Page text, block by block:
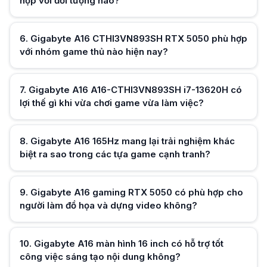
Gigabyte A16 WF6E có ưu điểm gì đối với người muốn sử dụng lâu dài?
Gigabyte A16 WF6E hỗ trợ nâng cấp RAM lên đến 64GB và SSD lên
Gigabyte A16 Win 11 có tận dụng tốt sức mạnh phần cứng thế hệ mới
Gigabyte A16 Win 11 được tối ưu cho CPU Intel thế hệ mới và GPU
Gigabyte A16 màu đen có phù hợp với môi trường học tập và doanh
Gigabyte A16 màu đen sở hữu thiết kế trung tính, dễ sử dụng trong
Gigabyte A16 chính hãng với RTX 5050 và Intel Core i7 H-Series có
Gigabyte A16 CTHI3VN893SH RTX 5050 có phải lựa chọn hợp lý cho
Gigabyte A16 CTHI3VN893SH RTX 5050 kết hợp khả năng chơi
6. Gigabyte A16 CTHI3VN893SH RTX 5050 phù hợp
với nhóm game thủ nào hiện nay?
Hữu ích (0 )
7. Gigabyte A16 A16-CTHI3VN893SH i7-13620H có
lợi thế gì khi vừa chơi game vừa làm việc?
Hữu ích ( 0)
8. Gigabyte A16 165Hz mang lại trải nghiệm khác
biệt ra sao trong các tựa game cạnh tranh?
Hữu ích (0)
9. Gigabyte A16 gaming RTX 5050 có phù hợp cho
người làm đồ họa và dựng video không?
10. Gigabyte A16 màn hình 16 inch có hỗ trợ tốt
công việc sáng tạo nội dung không?